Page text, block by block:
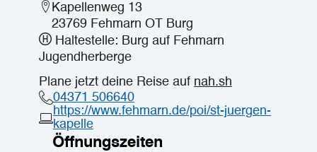
Kapellenweg 13
23769 Fehmarn OT Burg
Haltestelle: Burg auf Fehmarn
Jugendherberge
Plane jetzt deine Reise auf nah.sh
04371 506640
https://www.fehmarn.de/poi/st-juergen-
kapelle
Öffnungszeiten